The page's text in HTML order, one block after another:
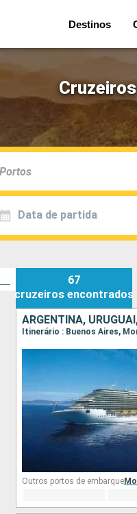
Destinos
Data de partida
67
cruzeiros encontrados
ARGENTINA,
Itinerário : Buenos Aires,
Outros portos de embarque